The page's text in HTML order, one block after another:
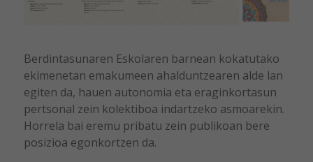
Berdintasunaren Eskolaren barnean kokatutako
ekimenetan emakumeen ahalduntzearen alde lan
egiten da, hauen autonomia eta eraginkortasun
pertsonal zein kolektiboa indartzeko asmoarekin.
Horrela bai eremu pribatu zein publikoan bere
posizioa egonkortzen da.